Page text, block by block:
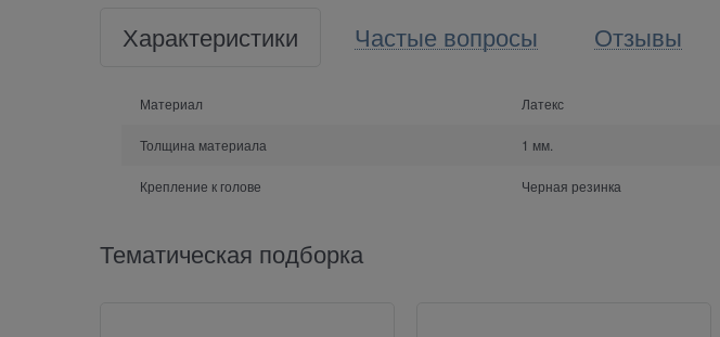
Характеристики Частые вопросы Отзывы
Материал Латекс
Толщина материала 1 мм.
Крепление к голове Черная резинка
Тематическая подборка